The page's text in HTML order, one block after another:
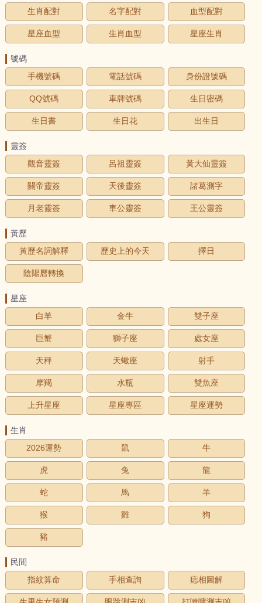
生肖配對 名字配對 血型配對
星座血型 生肖血型 星座生肖
號碼
手機號碼
電話號碼 身份證號碼
QQ號碼 車牌號碼 生日密碼
生日書 生日花 出生日
靈簽
觀音靈簽
呂祖靈簽 黃大仙靈簽
關帝靈簽 天後靈簽 諸葛測字
月老靈簽 車公靈簽 王公靈簽
黃歷
黃歷名詞解釋
歷史上的今天 擇日
陰陽曆轉換
星座
白羊
金牛 雙子座
巨蟹 獅子座 處女座
天秤 天蠍座 射手
摩羯 水瓶 雙魚座
上升星座 星座專區 星座運勢
生肖
2026運勢
鼠 牛
虎 兔 龍
蛇 馬 羊
猴 雞 狗
豬
民間
指紋算命
手相查詢 痣相圖解